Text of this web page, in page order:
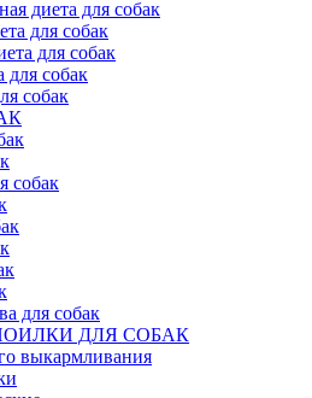
диета для собак
для собак
для собак
для собак
собак
собак
для собак
ДЛЯ СОБАК
выкармливания